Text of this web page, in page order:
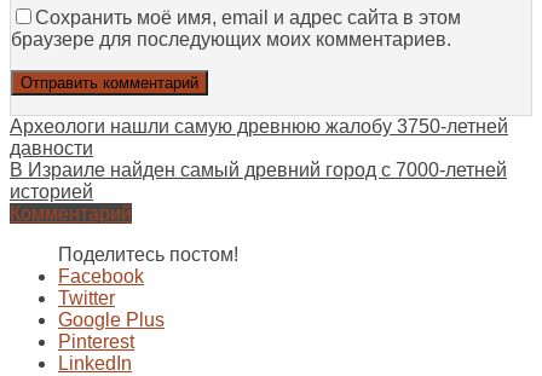
Сохранить моё имя, email и адрес сайта в этом
браузере для последующих моих комментариев.
Археологи нашли самую древнюю жалобу 3750-летней
давности
В Израиле найден самый древний город с 7000-летней
историей
Комментарий
Поделитесь постом!
Facebook
Twitter
Google Plus
Pinterest
LinkedIn